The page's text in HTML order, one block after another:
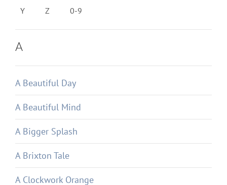
Y
Z 0-9
A
A Beautiful Day
A Beautiful Mind
A Bigger Splash
A Brixton Tale
A Clockwork Orange